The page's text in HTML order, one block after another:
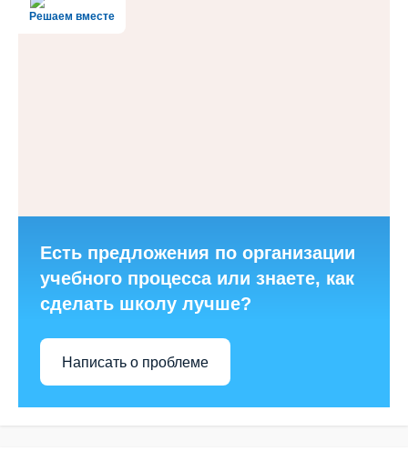
Решаем вместе
Есть предложения по организации
учебного процесса или знаете, как
сделать школу лучше?
Написать о проблеме